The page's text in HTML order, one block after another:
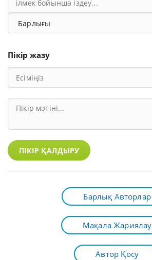
Пікір жазу
ПІКІР ҚАЛДЫРУ
Барлық Авторлар
Мақала Жариялау
Автор Қосу